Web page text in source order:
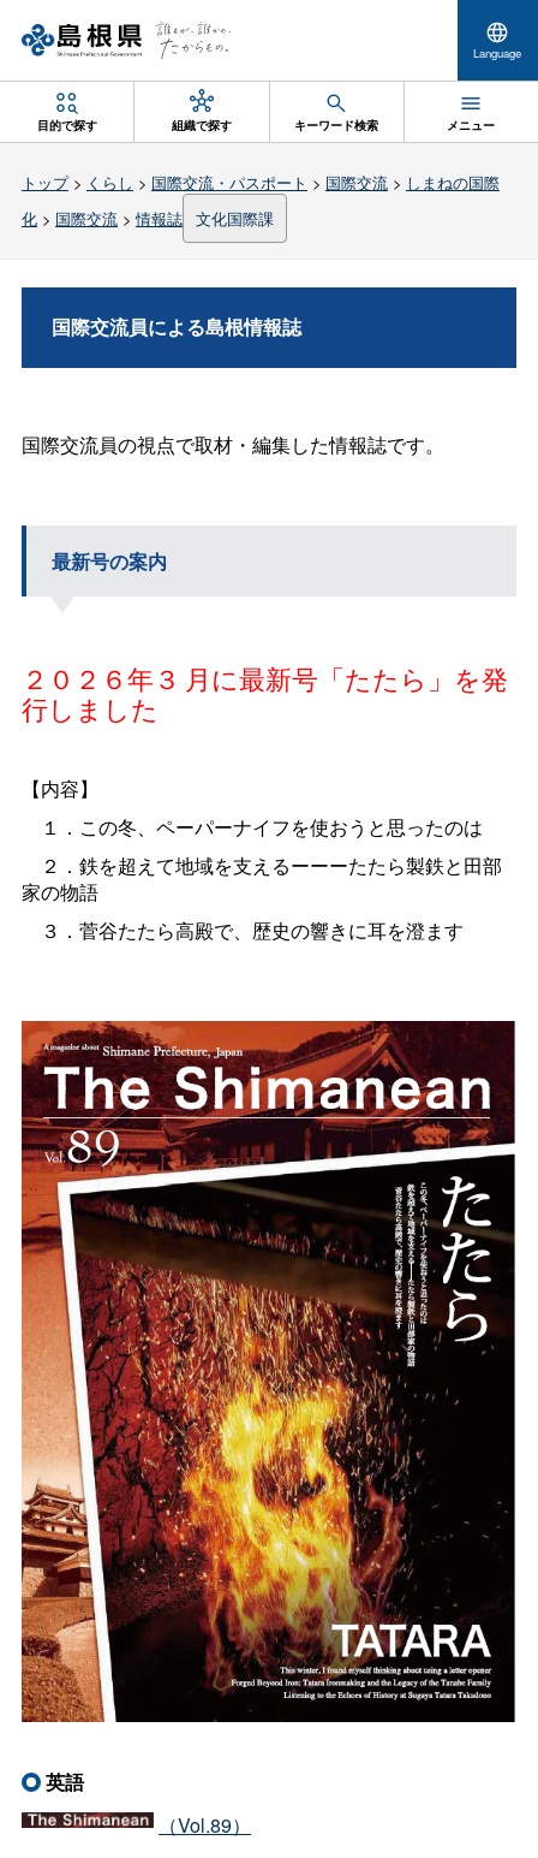
Language
目的で探す 組織で探す キーワード検索 メニュー
トップ> くらし > 国際交流・パスポート > 国際交流> しまねの国際
化> 国際交流>情報誌 文化国際課
国際交流員による島根情報誌
国際交流員の視点で取材・編集した情報誌です。
最新号の案内
２０２６年３ 月に最新号「たたら」を発
行しました
【内容】
１．この冬、ペーパーナイフを使おうと思ったのは
２．鉄を超えて地域を支えるーーーたたら製鉄と田部
家の物語
３．菅谷たたら高殿で、歴史の響きに耳を澄ます
英語
（Vol.89）